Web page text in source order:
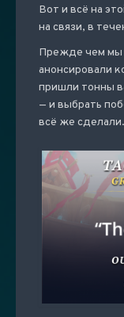
Вот и всё на
на связи, в
Прежде чем мы
анонсировали
пришли тонны
— и выбрать
всё же